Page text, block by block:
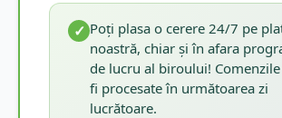
✓ Poți plasa o cerere 24/7 pe
noastră, chiar și în afara
de lucru al biroului!
fi procesate în următoarea zi
lucrătoare.